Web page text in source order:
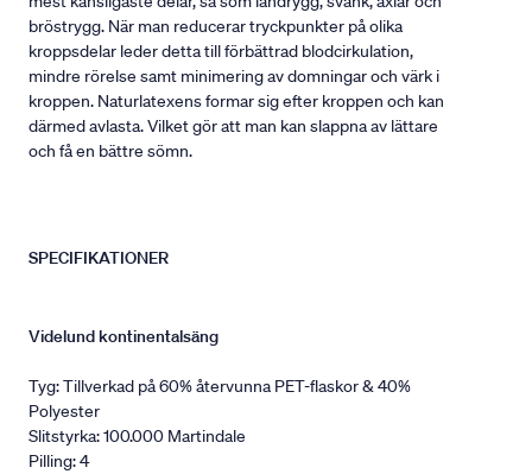
bröstrygg. När man reducerar tryckpunkter på olika
kroppsdelar leder detta till förbättrad blodcirkulation,
mindre rörelse samt minimering av domningar och värk i
kroppen. Naturlatexens formar sig efter kroppen och kan
därmed avlasta. Vilket gör att man kan slappna av lättare
och få en bättre sömn.
SPECIFIKATIONER
Videlund kontinentalsäng
Tyg: Tillverkad på 60% återvunna PET-flaskor & 40%
Polyester
Slitstyrka: 100.000 Martindale
Pilling: 4